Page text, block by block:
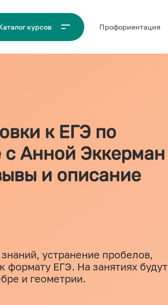
курсов Проф‌ориентация
к ЕГЭ по
с Анной Эккерман
и описание
устранение пробелов,
формату ЕГЭ. На занятиях будут
и геометрии.